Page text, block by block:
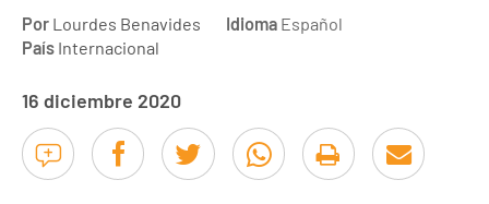
Por Lourdes Benavides Idioma Español
País Internacional
16 diciembre 2020